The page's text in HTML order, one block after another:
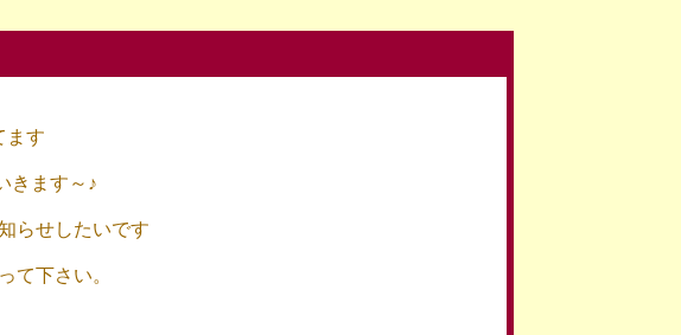
ます
きます～♪
らせしたいです
て下さい。